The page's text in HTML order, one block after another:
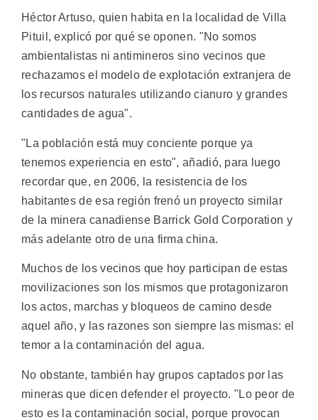
Héctor Artuso, quien habita en la localidad de Villa
Pituil, explicó por qué se oponen. "No somos
ambientalistas ni antimineros sino vecinos que
rechazamos el modelo de explotación extranjera de
los recursos naturales utilizando cianuro y grandes
cantidades de agua".
"La población está muy conciente porque ya
tenemos experiencia en esto", añadió, para luego
recordar que, en 2006, la resistencia de los
habitantes de esa región frenó un proyecto similar
de la minera canadiense Barrick Gold Corporation y
más adelante otro de una firma china.
Muchos de los vecinos que hoy participan de estas
movilizaciones son los mismos que protagonizaron
los actos, marchas y bloqueos de camino desde
aquel año, y las razones son siempre las mismas: el
temor a la contaminación del agua.
No obstante, también hay grupos captados por las
mineras que dicen defender el proyecto. "Lo peor de
esto es la contaminación social, porque provocan